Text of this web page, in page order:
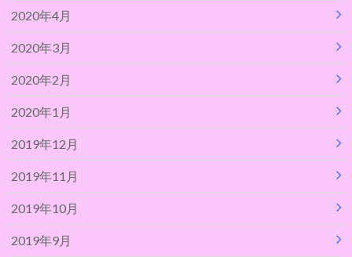
2020年4月
2020年3月
2020年2月
2020年1月
2019年12月
2019年11月
2019年10月
2019年9月